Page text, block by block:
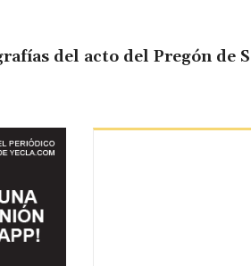
del acto del Pregón de